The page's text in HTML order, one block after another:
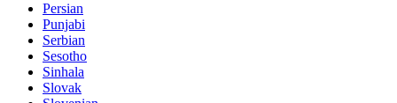
Persian
Punjabi
Serbian
Sesotho
Sinhala
Slovak